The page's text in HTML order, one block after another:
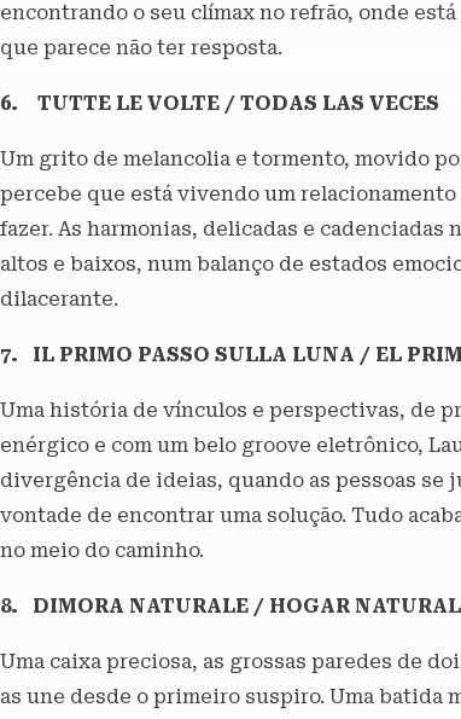
encontrando o seu clímax no refrão, onde
que parece não ter resposta.
6. TUTTE LE VOLTE / TODAS LAS VECES
Um grito de melancolia e tormento, movido
percebe que está vivendo um relacionamento
fazer. As harmonias, delicadas e
altos e baixos, num balanço de estados
dilacerante.
7. IL PRIMO PASSO SULLA LUNA / EL
Uma história de vínculos e perspectivas, de
enérgico e com um belo groove eletrônico,
divergência de ideias, quando as pessoas se
vontade de encontrar uma solução. Tudo
no meio do caminho.
8. DIMORA NATURALE / HOGAR NATURAL
Uma caixa preciosa, as grossas paredes de
as une desde o primeiro suspiro. Uma batida